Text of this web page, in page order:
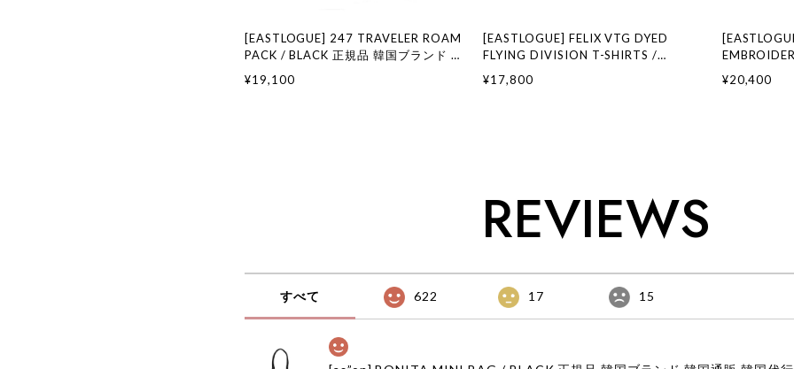
[EASTLOGUE] 247 TRAVELER ROAM
PACK / BLACK 正規品 韓国ブランド 韓
グ 日本 店舗
¥19,100
[EASTLOGUE] FELIX VTG DYED
FLYING DIVISION T-SHIRTS /
ンド 韓国ファッション 韓国代行 イース
¥17,800
ッション 韓
¥20,400
REVIEWS
すべて 622 17 15